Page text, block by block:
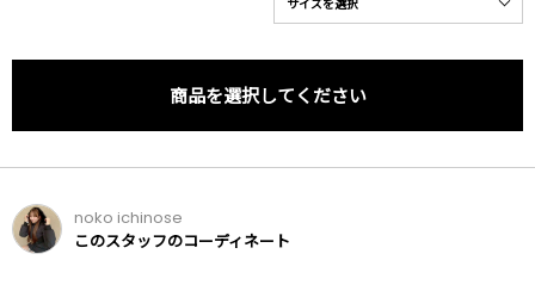
商品を選択してください
noko ichinose
このスタッフのコーディネート